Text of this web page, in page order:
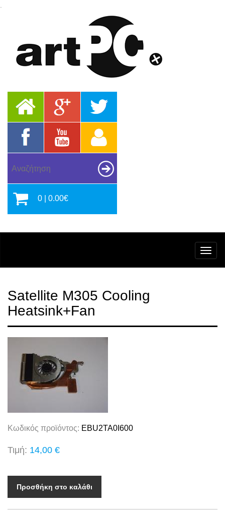
0 | 0.00€
Satellite M305 Cooling
Heatsink+Fan
Κωδικός προϊόντος: EBU2TA0I600
Τιμή: 14,00 €
Προσθήκη στο καλάθι